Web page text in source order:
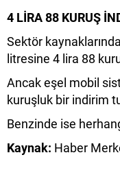
4 LİRA 88 KURUŞ
Sektör
litresine 4 lira 88
Ancak eşel mobil
kuruşluk bir indirim
Benzinde ise
Kaynak: Haber